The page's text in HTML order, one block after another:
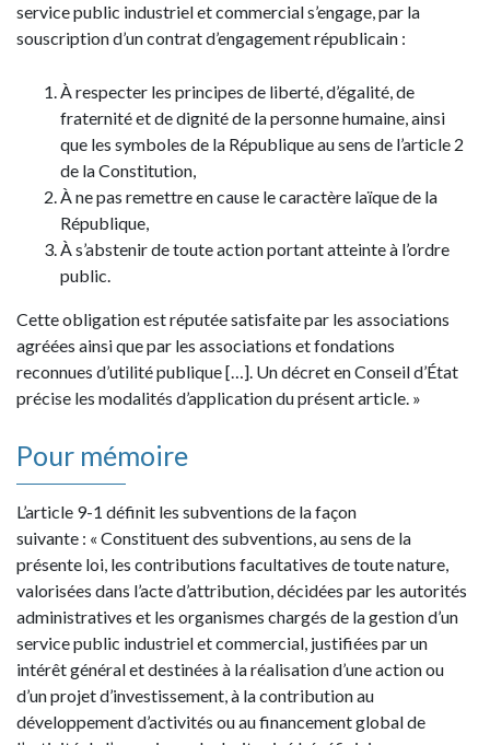
service public industriel et commercial s’engage, par la
souscription d’un contrat d’engagement républicain :
À respecter les principes de liberté, d’égalité, de
fraternité et de dignité de la personne humaine, ainsi
que les symboles de la République au sens de l’article 2
de la Constitution,
À ne pas remettre en cause le caractère laïque de la
République,
À s’abstenir de toute action portant atteinte à l’ordre
public.
Cette obligation est réputée satisfaite par les associations
agréées ainsi que par les associations et fondations
reconnues d’utilité publique […]. Un décret en Conseil d’État
précise les modalités d’application du présent article. »
Pour mémoire
L’article 9-1 définit les subventions de la façon
suivante : « Constituent des subventions, au sens de la
présente loi, les contributions facultatives de toute nature,
valorisées dans l’acte d’attribution, décidées par les autorités
administratives et les organismes chargés de la gestion d’un
service public industriel et commercial, justifiées par un
intérêt général et destinées à la réalisation d’une action ou
d’un projet d’investissement, à la contribution au
développement d’activités ou au financement global de